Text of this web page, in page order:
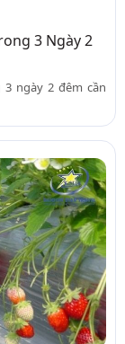
3 Ngày 2
ngày 2 đêm cần